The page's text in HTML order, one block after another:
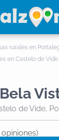
rurales en
en Castelo de Vide
de Vide,
opiniones)